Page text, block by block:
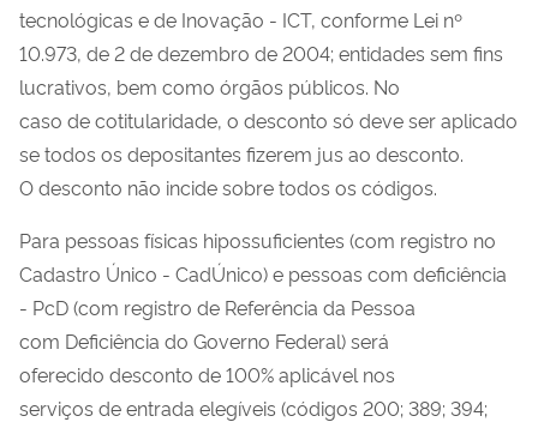
tecnológicas e de Inovação - ICT, conforme Lei nº
10.973, de 2 de dezembro de 2004; entidades sem fins
lucrativos, bem como órgãos públicos. No
caso de cotitularidade, o desconto só deve ser aplicado
se todos os depositantes fizerem jus ao desconto.
O desconto não incide sobre todos os códigos.
Para pessoas físicas hipossuficientes (com registro no
Cadastro Único - CadÚnico) e pessoas com deficiência
- PcD (com registro de Referência da Pessoa
com Deficiência do Governo Federal) será
oferecido desconto de 100% aplicável nos
serviços de entrada elegíveis (códigos 200; 389; 394;